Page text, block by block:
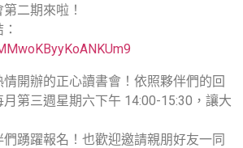
二期來啦！
開辦的正心讀書會！依照夥伴們的回
第三週星期六下午 14:00-15:30，讓大
踴躍報名！也歡迎邀請親朋好友一同